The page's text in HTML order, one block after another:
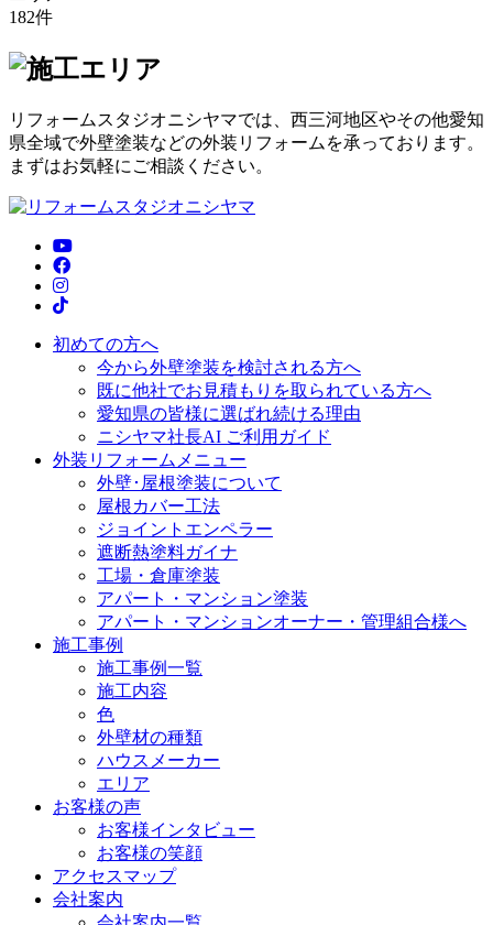
182件
リフォームスタジオニシヤマでは、西三河地区やその他愛知
県全域で外壁塗装などの外装リフォームを承っております。
まずはお気軽にご相談ください。
初めての方へ
今から外壁塗装を検討される方へ
既に他社でお見積もりを取られている方へ
愛知県の皆様に選ばれ続ける理由
ニシヤマ社長AI ご利用ガイド
外装リフォームメニュー
外壁･屋根塗装について
屋根カバー工法
ジョイントエンペラー
遮断熱塗料ガイナ
工場・倉庫塗装
アパート・マンション塗装
アパート・マンションオーナー・管理組合様へ
施工事例
施工事例一覧
施工内容
色
外壁材の種類
ハウスメーカー
エリア
お客様の声
お客様インタビュー
お客様の笑顔
アクセスマップ
会社案内